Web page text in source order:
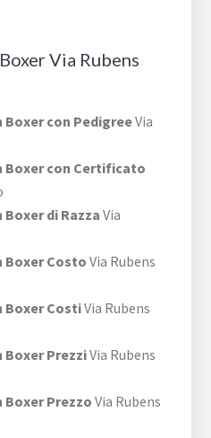
Boxer Via Rubens
Boxer con PedigreeVia
Boxer con Certificato
di Razza Via
Boxer CostoVia Rubens
Boxer CostiVia Rubens
Boxer PrezziVia Rubens
Boxer Prezzo Via Rubens